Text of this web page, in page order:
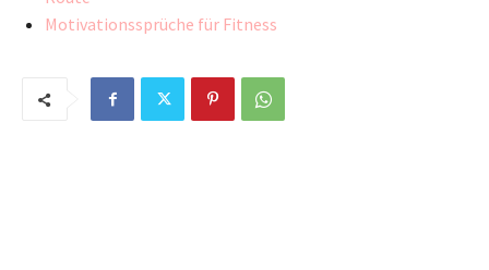
Motivationssprüche für Fitness